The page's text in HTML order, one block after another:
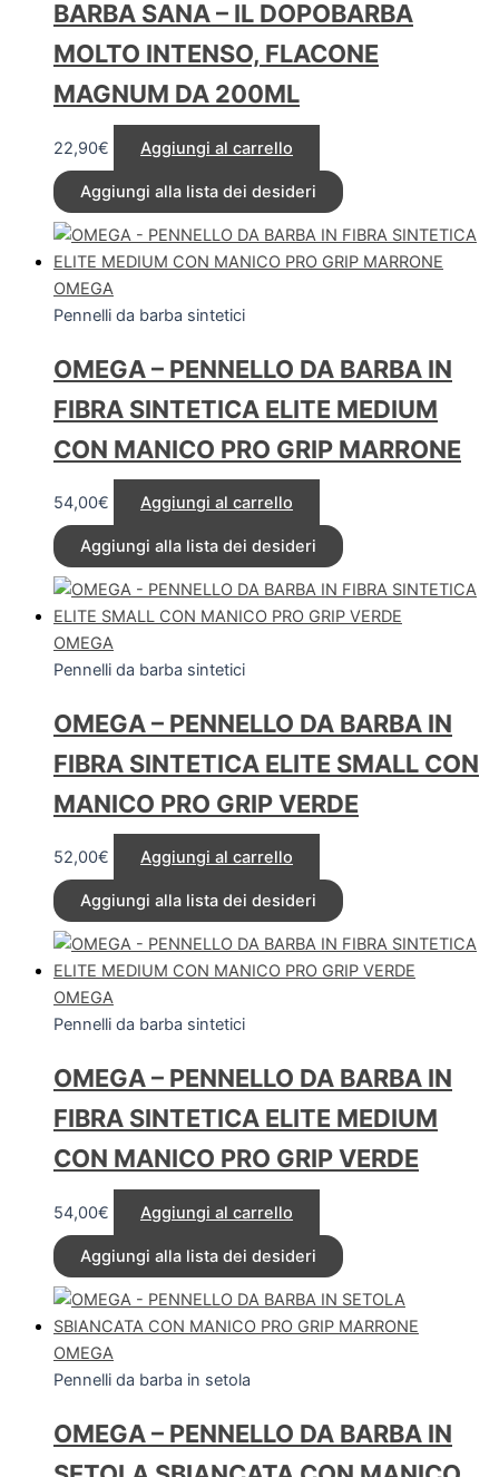
BARBA SANA – IL DOPOBARBA
MOLTO INTENSO, FLACONE
MAGNUM DA 200ML
22,90€ Aggiungi al carrello
Aggiungi alla lista dei desideri
OMEGA
Pennelli da barba sintetici
OMEGA – PENNELLO DA BARBA IN
FIBRA SINTETICA ELITE MEDIUM
CON MANICO PRO GRIP MARRONE
54,00€ Aggiungi al carrello
Aggiungi alla lista dei desideri
OMEGA
Pennelli da barba sintetici
OMEGA – PENNELLO DA BARBA IN
FIBRA SINTETICA ELITE SMALL CON
MANICO PRO GRIP VERDE
52,00€ Aggiungi al carrello
Aggiungi alla lista dei desideri
OMEGA
Pennelli da barba sintetici
OMEGA – PENNELLO DA BARBA IN
FIBRA SINTETICA ELITE MEDIUM
CON MANICO PRO GRIP VERDE
54,00€ Aggiungi al carrello
Aggiungi alla lista dei desideri
OMEGA
Pennelli da barba in setola
OMEGA – PENNELLO DA BARBA IN